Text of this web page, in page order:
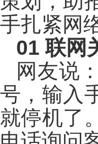
手扎紧网
01联网
网友说
号，输入
就停机了